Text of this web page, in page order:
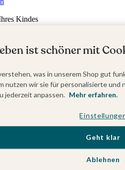
Kindes
ist schöner mit
was in unserem Shop gut
nutzen wir sie für personalisierte
jederzeit anpassen. Mehr erfahren.
Ablehnen
Geht klar